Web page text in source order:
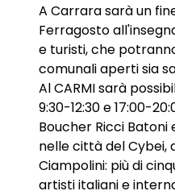
A Carrara sarà un
Ferragosto
e turisti, che
comunali aperti sia
Al CARMI sarà
9:30-12:30 e 17:00-
Boucher Ricci Batoni
nelle città del Cybei,
Ciampolini: più di
artisti italiani e